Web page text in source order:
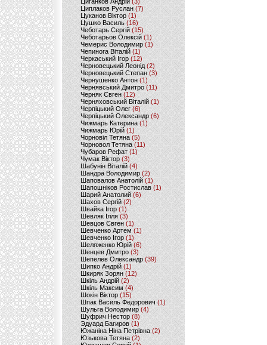
Циплаков Руслан(7)
Цуканов Віктор (1)
Цушко Василь (16)
Чеботарь Сергій (15)
Чеботарьов Олексій (1)
Чемерис Володимир (1)
Чепинога Віталій (1)
Черкаський Ігор (12)
Черновецький Леонід(2)
Черновецький Степан (3)
Чернушенко Антон (1)
Чернявський Дмитро(11)
Черняк Євген(12)
Черняховський Віталій (1)
Черпіцький Олег (6)
Черпіцький Олександр (6)
Чижмарь Катерина (1)
Чижмарь Юрій (1)
Чорновіл Тетяна (5)
Чорновол Тетяна (11)
Чубаров Рефат (1)
Чумак Віктор(3)
Шабунін Віталій (4)
Шандра Володимир (2)
Шаповалов Анатолій(1)
Шапошніков Ростислав(1)
Шарий Анатолий(6)
Шахов Сергій(2)
Швайка Ігор (1)
Шевляк Ілля (3)
Шевцов Євген (1)
Шевченко Артем(1)
Шевченко Ігор(1)
Шеляженко Юрій (6)
Шенцев Дмитро (3)
Шепелев Олександр (39)
Шипко Андрій(1)
Шкиряк Зорян(12)
Шкіль Андрій(2)
Шкіль Максим (4)
Шокін Віктор (15)
Шпак Василь Федорович (1)
Шульга Володимир (4)
Шуфрич Нестор(8)
Эдуард Багиров (1)
Южаніна Ніна Петрівна (2)
Юзькова Тетяна(2)